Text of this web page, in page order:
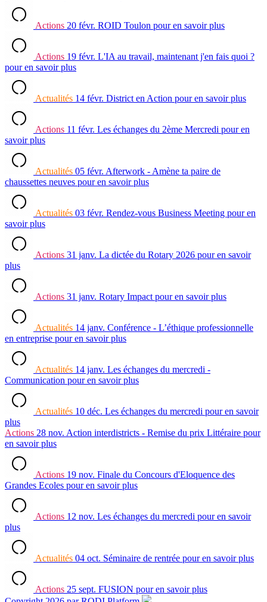
Actions 20 févr. ROID Toulon pour en savoir plus
Actions 19 févr. L'IA au travail, maintenant j'en fais quoi ?
pour en savoir plus
Actualités 14 févr. District en Action pour en savoir plus
Actions 11 févr. Les échanges du 2ème Mercredi pour en
savoir plus
Actualités 05 févr. Afterwork - Amène ta paire de
chaussettes neuves pour en savoir plus
Actualités 03 févr. Rendez-vous Business Meeting pour en
savoir plus
Actions 31 janv. La dictée du Rotary 2026 pour en savoir
plus
Actions 31 janv. Rotary Impact pour en savoir plus
Actualités 14 janv. Conférence - L’éthique professionnelle
en entreprise pour en savoir plus
Actualités 14 janv. Les échanges du mercredi -
Communication pour en savoir plus
Actualités 10 déc. Les échanges du mercredi pour en savoir
plus
Actions 28 nov. Action interdistricts - Remise du prix Littéraire pour
en savoir plus
Actions 19 nov. Finale du Concours d'Eloquence des
Grandes Ecoles pour en savoir plus
Actions 12 nov. Les échanges du mercredi pour en savoir
plus
Actualités 04 oct. Séminaire de rentrée pour en savoir plus
Actions 25 sept. FUSION pour en savoir plus